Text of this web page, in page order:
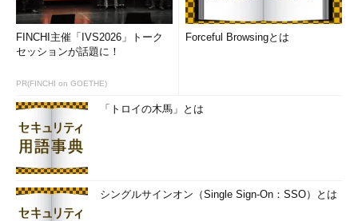
FINCHI主催「IVS2026」トーク
セッションが話題に！
PR(FINCHI on GOETHE)
Forceful Browsingとは
「トロイの木馬」とは
シングルサインオン（Single Sign-On：SSO）とは